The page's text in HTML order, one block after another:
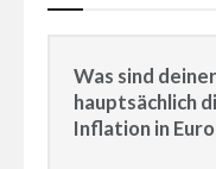
Was sind
hauptsächlich
Inflation in